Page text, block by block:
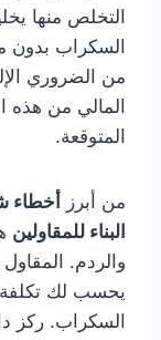
التخلص منها
السكراب بدون
من الضروري
المالي من هذه
المتوقعة.
من أبرز
أخطاء
البناء للمقاولين
والردم.
يحسب لك تكلفة
السكراب. ركز